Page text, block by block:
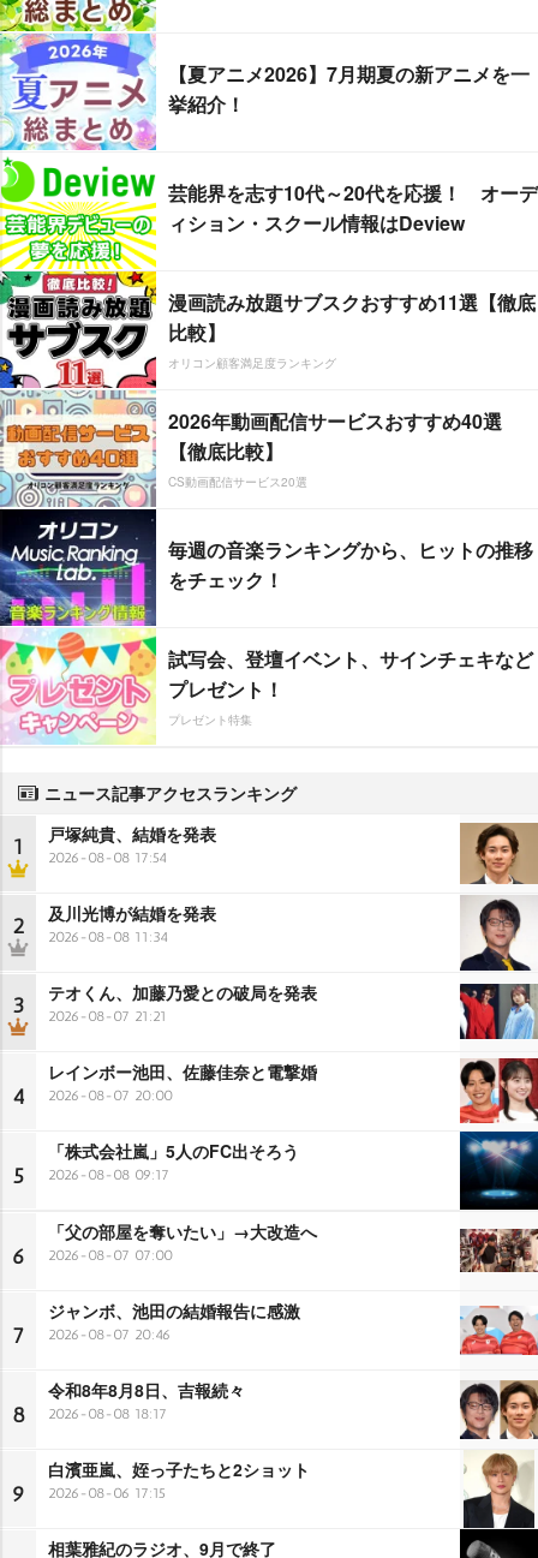
【夏アニメ2026】7月期夏の新アニメを一
挙紹介！
芸能界を志す10代～20代を応援！ オーデ
ィション・スクール情報はDeview
漫画読み放題サブスクおすすめ11選【徹底
比較】
オリコン顧客満足度ランキング
2026年動画配信サービスおすすめ40選
【徹底比較】
CS動画配信サービス20選
毎週の音楽ランキングから、ヒットの推移
をチェック！
試写会、登壇イベント、サインチェキなど
プレゼント！
プレゼント特集
ニュース記事アクセスランキング
1 戸塚純貴、結婚を発表
2026-08-08 17:54
2 及川光博が結婚を発表
2026-08-08 11:34
3 テオくん、加藤乃愛との破局を発表
2026-08-07 21:21
4
レインボー池田、佐藤佳奈と電撃婚
2026-08-07 20:00
5
「株式会社嵐」5人のFC出そろう
2026-08-08 09:17
6
「父の部屋を奪いたい」→大改造へ
2026-08-07 07:00
7
ジャンボ、池田の結婚報告に感激
2026-08-07 20:46
8
令和8年8月8日、吉報続々
2026-08-08 18:17
9
白濱亜嵐、姪っ子たちと2ショット
2026-08-06 17:15
相葉雅紀のラジオ、9月で終了